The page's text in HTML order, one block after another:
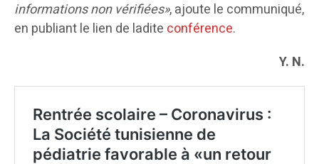
informations non vérifiées», ajoute le communiqué,
en publiant le lien de ladite conférence.
Y. N.